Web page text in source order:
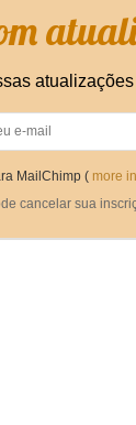
MailChimp ( more
cancelar sua